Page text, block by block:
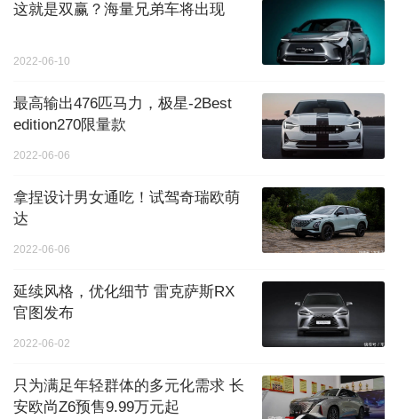
这就是双赢？海量兄弟车将出现
2022-06-10
最高输出476匹马力，极星-2Best
edition270限量款
2022-06-06
拿捏设计男女通吃！试驾奇瑞欧萌
达
2022-06-06
延续风格，优化细节 雷克萨斯RX
官图发布
2022-06-02
只为满足年轻群体的多元化需求 长
安欧尚Z6预售9.99万元起